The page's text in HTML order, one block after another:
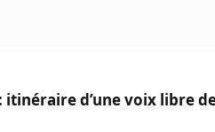
itinéraire d’une voix libre